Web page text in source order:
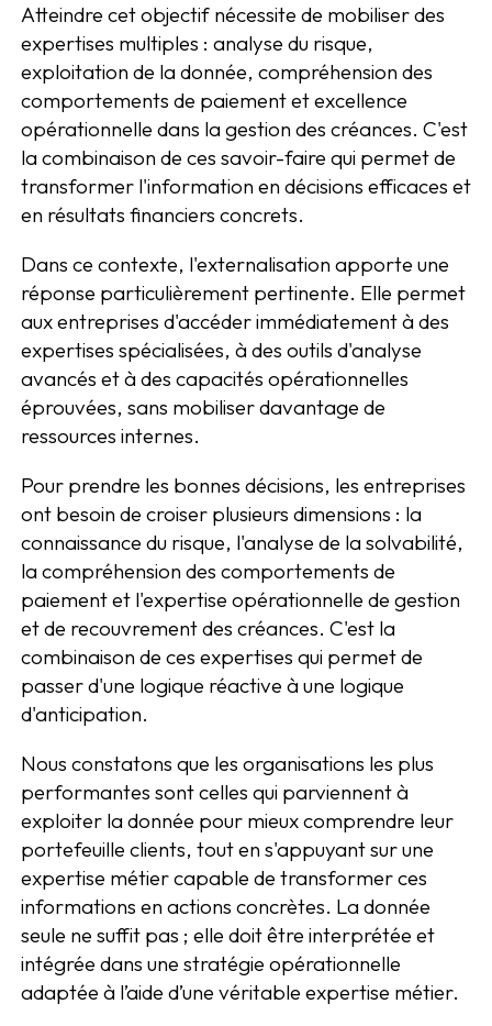
Atteindre cet objectif nécessite de mobiliser des
expertises multiples : analyse du risque,
exploitation de la donnée, compréhension des
comportements de paiement et excellence
opérationnelle dans la gestion des créances. C'est
la combinaison de ces savoir-faire qui permet de
transformer l'information en décisions efficaces et
en résultats financiers concrets.
Dans ce contexte, l'externalisation apporte une
réponse particulièrement pertinente. Elle permet
aux entreprises d'accéder immédiatement à des
expertises spécialisées, à des outils d'analyse
avancés et à des capacités opérationnelles
éprouvées, sans mobiliser davantage de
ressources internes.
Pour prendre les bonnes décisions, les entreprises
ont besoin de croiser plusieurs dimensions : la
connaissance du risque, l'analyse de la solvabilité,
la compréhension des comportements de
paiement et l'expertise opérationnelle de gestion
et de recouvrement des créances. C'est la
combinaison de ces expertises qui permet de
passer d'une logique réactive à une logique
d'anticipation.
Nous constatons que les organisations les plus
performantes sont celles qui parviennent à
exploiter la donnée pour mieux comprendre leur
portefeuille clients, tout en s'appuyant sur une
expertise métier capable de transformer ces
informations en actions concrètes. La donnée
seule ne suffit pas ; elle doit être interprétée et
intégrée dans une stratégie opérationnelle
adaptée à l’aide d’une véritable expertise métier.